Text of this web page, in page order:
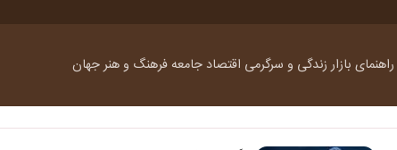
راهنمای بازارزندگی و سرگرمی اقتصاد جامعهفرهنگ و هنرجهان